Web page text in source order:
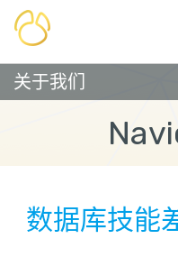
关于我们
数据库技能